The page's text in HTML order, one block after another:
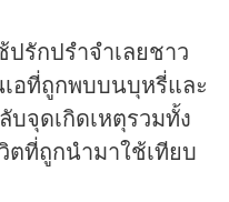
รักปรำจำเลยชาว
อที่ถูกพบบนบุหรี่และ
จุดเกิดเหตุรวมทั้ง
ตที่ถูกนำมาใช้เทียบ